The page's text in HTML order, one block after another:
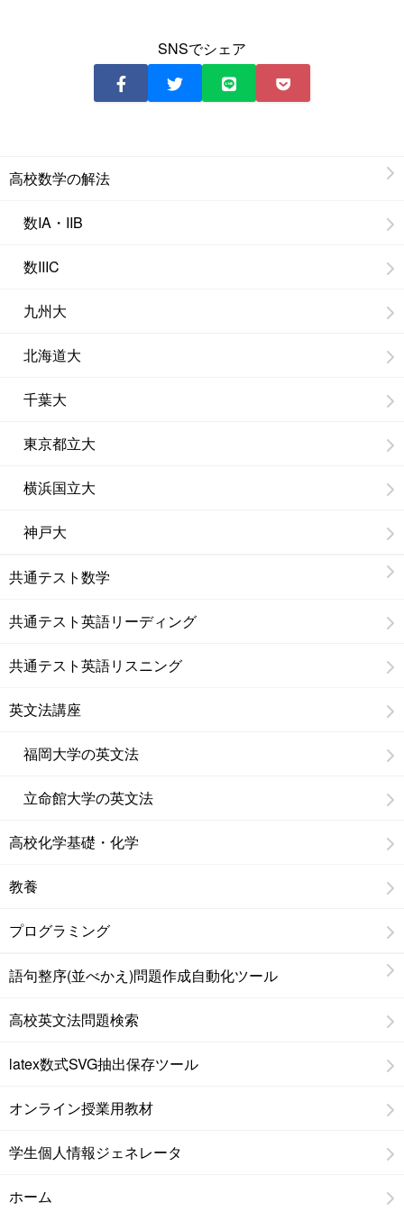
SNSでシェア
高校数学の解法
数IA・IIB
数IIIC
九州大
北海道大
千葉大
東京都立大
横浜国立大
神戸大
共通テスト数学
共通テスト英語リーディング
共通テスト英語リスニング
英文法講座
福岡大学の英文法
立命館大学の英文法
高校化学基礎・化学
教養
プログラミング
語句整序(並べかえ)問題作成自動化ツール
高校英文法問題検索
latex数式SVG抽出保存ツール
オンライン授業用教材
学生個人情報ジェネレータ
ホーム